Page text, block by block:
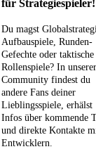
für Strategiespieler!
Du magst
Aufbauspiele, Runden-
Gefechte oder taktische
Rollenspiele? In
Community findest du
andere Fans deiner
Lieblingsspiele, erhälst
Infos über kommende
und direkte Kontakte
Entwicklern.